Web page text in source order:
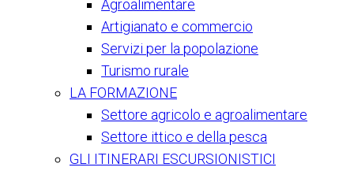
Agroalimentare
Artigianato e commercio
Servizi per la popolazione
Turismo rurale
LA FORMAZIONE
Settore agricolo e agroalimentare
Settore ittico e della pesca
GLI ITINERARI ESCURSIONISTICI